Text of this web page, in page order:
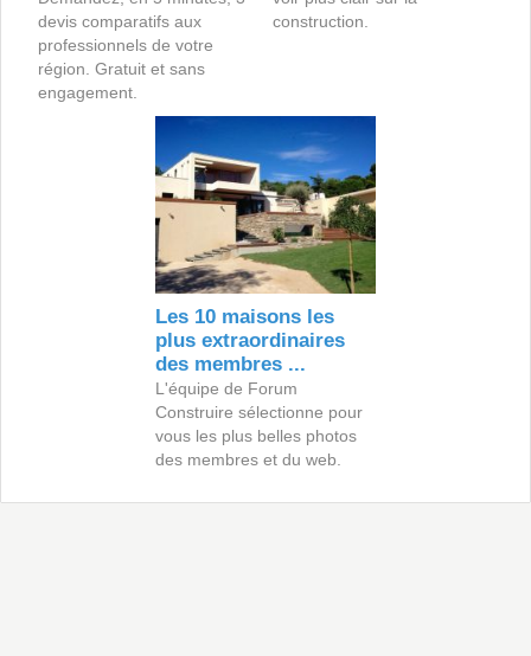
devis comparatifs aux
professionnels de votre
région. Gratuit et sans
engagement.
construction.
Les 10 maisons les
plus extraordinaires
des membres ...
L'équipe de Forum
Construire sélectionne pour
vous les plus belles photos
des membres et du web.